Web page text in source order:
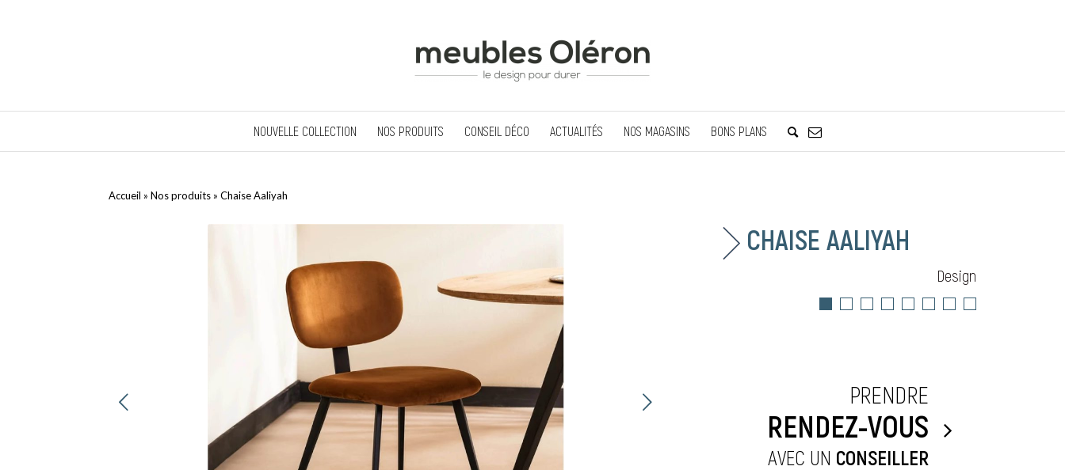
NOUVELLE COLLECTION NOS PRODUITS CONSEIL DÉCO ACTUALITÉS NOS MAGASINS BONS PLANS
Accueil » Nos produits » Chaise Aaliyah
Suivant
CHAISE AALIYAH
Design
PRENDRE
RENDEZ-VOUS
AVEC UN CONSEILLER